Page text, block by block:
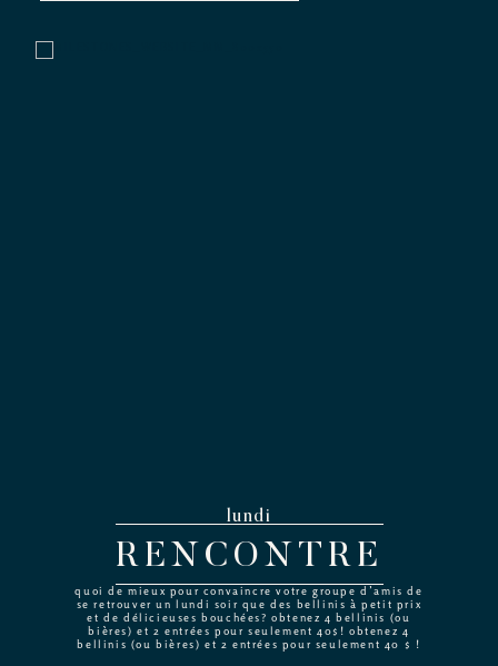
lundi
RENCONTRE
quoi de mieux pour convaincre votre groupe d’amis de
se retrouver un lundi soir que des bellinis à petit prix
et de délicieuses bouchées? obtenez 4 bellinis (ou
bières) et 2 entrées pour seulement 40$! obtenez 4
bellinis (ou bières) et 2 entrées pour seulement 40 $ !